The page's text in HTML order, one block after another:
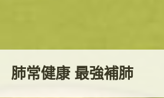
肺常健康 最強補肺